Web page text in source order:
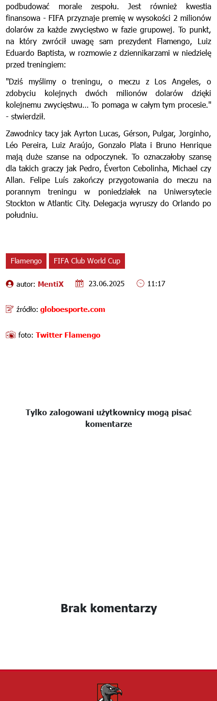
podbudować morale zespołu. Jest również kwestia
finansowa - FIFA przyznaje premię w wysokości 2 milionów
dolarów za każde zwycięstwo w fazie grupowej. To punkt,
na który zwrócił uwagę sam prezydent Flamengo, Luiz
Eduardo Baptista, w rozmowie z dziennikarzami w niedzielę
przed treningiem:
"Dziś myślimy o treningu, o meczu z Los Angeles, o
zdobyciu kolejnych dwóch milionów dolarów dzięki
kolejnemu zwycięstwu… To pomaga w całym tym procesie."
- stwierdził.
Zawodnicy tacy jak Ayrton Lucas, Gérson, Pulgar, Jorginho,
Léo Pereira, Luiz Araújo, Gonzalo Plata i Bruno Henrique
mają duże szanse na odpoczynek. To oznaczałoby szansę
dla takich graczy jak Pedro, Éverton Cebolinha, Michael czy
Allan. Felipe Luís zakończy przygotowania do meczu na
porannym treningu w poniedziałek na Uniwersytecie
Stockton w Atlantic City. Delegacja wyruszy do Orlando po
południu.
Flamengo FIFA Club World Cup
autor: MentiX 23.06.2025 11:17
źródło: globoesporte.com
foto: Twitter Flamengo
Tylko zalogowani użytkownicy mogą pisać
komentarze
Brak komentarzy